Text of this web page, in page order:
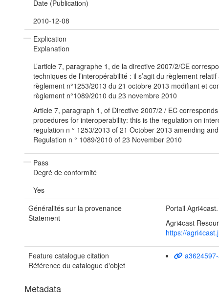
Date (Publication)
2010-12-08
Explication
Explanation
L’article 7, paragraphe 1, de la directive 2007/2/CE
techniques de l’interopérabilité : il s’agit du règlement relatif
règlement n°1253/2013 du 21 octobre 2013 modifiant et
règlement n°1089/2010 du 23 novembre 2010
Article 7, paragraph 1, of Directive 2007/2 / EC
procedures for interoperability: this is the regulation on
regulation n ° 1253/2013 of 21 October 2013 amending
Regulation n ° 1089/2010 of 23 November 2010
Pass
Degré de conformité
Yes
Généralités sur la provenance
Statement
Portail
Agri4cast
https://
Feature catalogue citation
Référence du catalogue d'objet
Metadata